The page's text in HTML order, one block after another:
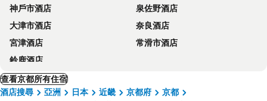
神戶市酒店
泉佐野酒店
大津市酒店
奈良酒店
宮津酒店
常滑市酒店
鈴鹿酒店
查看京都所有住宿
酒店搜尋
亞洲 日本 近畿 京都府
京都